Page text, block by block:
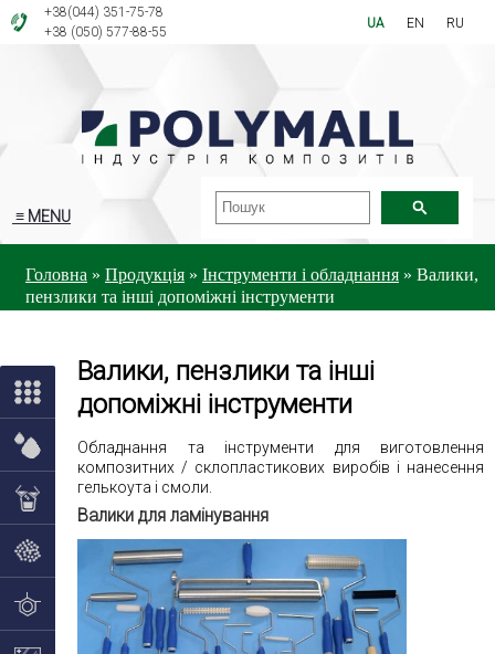
+38(044) 351-75-78
+38 (050) 577-88-55
UA EN RU
≡ MENU
Головна » Продукція » Інструменти і обладнання » Валики,
пензлики та інші допоміжні інструменти
Валики, пензлики та інші
допоміжні інструменти
Обладнання та інструменти для виготовлення
композитних / склопластикових виробів і нанесення
гелькоута і смоли.
Валики для ламінування